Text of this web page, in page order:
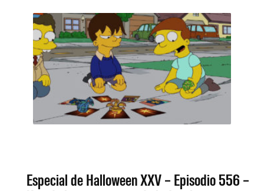
Especial de Halloween XXV – Episodio 556 –